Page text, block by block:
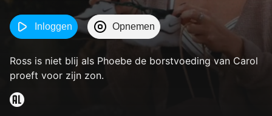
Inloggen Opnemen
Ross is niet blij als Phoebe de borstvoeding van Carol
proeft voor zijn zon.